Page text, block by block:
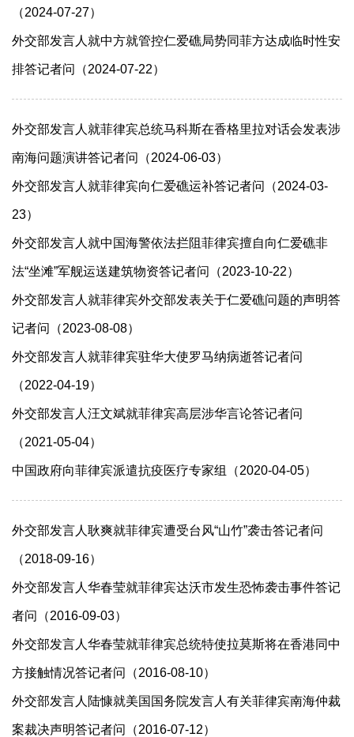
（2024-07-27）
外交部发言人就中方就管控仁爱礁局势同菲方达成临时性安
排答记者问（2024-07-22）
外交部发言人就菲律宾总统马科斯在香格里拉对话会发表涉
南海问题演讲答记者问（2024-06-03）
外交部发言人就菲律宾向仁爱礁运补答记者问（2024-03-
23）
外交部发言人就中国海警依法拦阻菲律宾擅自向仁爱礁非
法“坐滩”军舰运送建筑物资答记者问（2023-10-22）
外交部发言人就菲律宾外交部发表关于仁爱礁问题的声明答
记者问（2023-08-08）
外交部发言人就菲律宾驻华大使罗马纳病逝答记者问
（2022-04-19）
外交部发言人汪文斌就菲律宾高层涉华言论答记者问
（2021-05-04）
中国政府向菲律宾派遣抗疫医疗专家组（2020-04-05）
外交部发言人耿爽就菲律宾遭受台风“山竹”袭击答记者问
（2018-09-16）
外交部发言人华春莹就菲律宾达沃市发生恐怖袭击事件答记
者问（2016-09-03）
外交部发言人华春莹就菲律宾总统特使拉莫斯将在香港同中
方接触情况答记者问（2016-08-10）
外交部发言人陆慷就美国国务院发言人有关菲律宾南海仲裁
案裁决声明答记者问（2016-07-12）